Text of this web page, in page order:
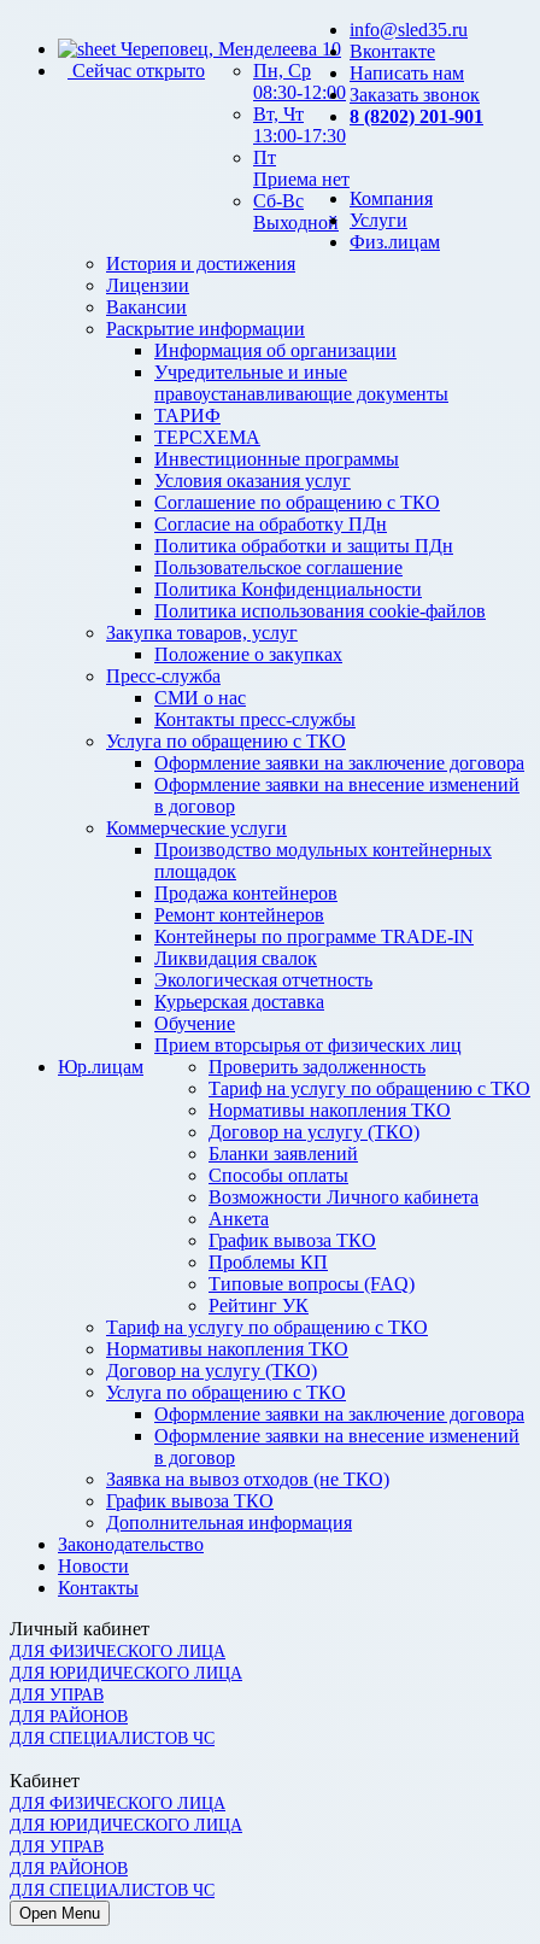
Череповец, Менделеева 10
Сейчас открыто
Пн, Ср
08:30-12:00
Вт, Чт
13:00-17:30
Пт
Приема нет
Сб-Вс
Выходной
info@sled35.ru
Вконтакте
Написать нам
Заказать звонок
8 (8202) 201-901
Компания
История и достижения
Лицензии
Вакансии
Раскрытие информации
Информация об организации
Учредительные и иные
правоустанавливающие документы
ТАРИФ
ТЕРСХЕМА
Инвестиционные программы
Условия оказания услуг
Соглашение по обращению с ТКО
Согласие на обработку ПДн
Политика обработки и защиты ПДн
Пользовательское соглашение
Политика Конфиденциальности
Политика использования cookie-файлов
Закупка товаров, услуг
Положение о закупках
Пресс-служба
СМИ о нас
Контакты пресс-службы
Услуги
Услуга по обращению с ТКО
Оформление заявки на заключение договора
Оформление заявки на внесение изменений
в договор
Коммерческие услуги
Производство модульных контейнерных
площадок
Продажа контейнеров
Ремонт контейнеров
Контейнеры по программе TRADE-IN
Ликвидация свалок
Экологическая отчетность
Курьерская доставка
Обучение
Прием вторсырья от физических лиц
Физ.лицам
Проверить задолженность
Тариф на услугу по обращению с ТКО
Нормативы накопления ТКО
Договор на услугу (ТКО)
Бланки заявлений
Способы оплаты
Возможности Личного кабинета
Анкета
График вывоза ТКО
Проблемы КП
Типовые вопросы (FAQ)
Рейтинг УК
Юр.лицам
Тариф на услугу по обращению с ТКО
Нормативы накопления ТКО
Договор на услугу (ТКО)
Услуга по обращению с ТКО
Оформление заявки на заключение договора
Оформление заявки на внесение изменений
в договор
Заявка на вывоз отходов (не ТКО)
График вывоза ТКО
Дополнительная информация
Законодательство
Новости
Контакты
Личный кабинет
ДЛЯ ФИЗИЧЕСКОГО ЛИЦА
ДЛЯ ЮРИДИЧЕСКОГО ЛИЦА
ДЛЯ УПРАВ
ДЛЯ РАЙОНОВ
ДЛЯ СПЕЦИАЛИСТОВ ЧС
Кабинет
ДЛЯ ФИЗИЧЕСКОГО ЛИЦА
ДЛЯ ЮРИДИЧЕСКОГО ЛИЦА
ДЛЯ УПРАВ
ДЛЯ РАЙОНОВ
ДЛЯ СПЕЦИАЛИСТОВ ЧС
Open Menu